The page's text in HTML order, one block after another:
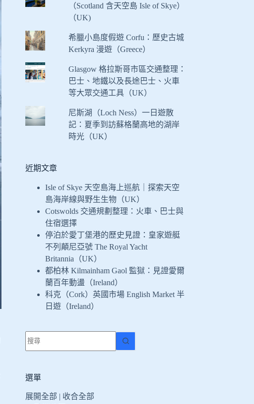
（Scotland 含天空島 Isle of Skye）
（UK)
希臘小島度假遊 Corfu：歷史古城
Kerkyra 漫遊（Greece）
Glasgow 格拉斯哥市區交通整理：
巴士、地鐵以及長途巴士、火車
等大眾交通工具（UK）
尼斯湖（Loch Ness）一日遊散
記：夏季到訪蘇格蘭高地的湖岸
時光（UK）
近期文章
Isle of Skye 天空島海上巡航｜探索天空
島海岸線與野生生物（UK）
Cotswolds 交通規劃整理：火車、巴士與
住宿選擇
停泊於愛丁堡港的歷史見證：皇家遊艇
不列顛尼亞號 The Royal Yacht
Britannia（UK）
都柏林 Kilmainham Gaol 監獄：見證愛爾
蘭百年動盪（Ireland）
科克（Cork）英國市場 English Market 半
日遊（Ireland）
找
不
符
條
選單
展開全部 | 收合全部